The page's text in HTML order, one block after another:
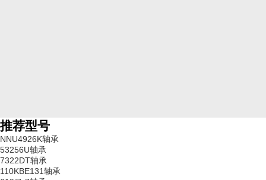
推荐型号
NNU4926K轴承
53256U轴承
7322DT轴承
110KBE131轴承